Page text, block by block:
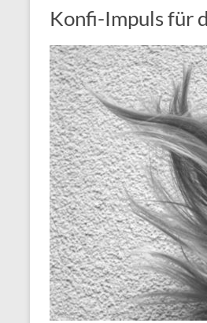
Konfi-Impuls für